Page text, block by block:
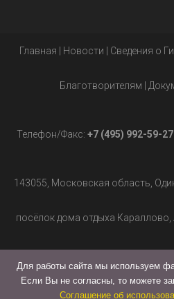
Главная Новости Сведения о
Благотворителям
Телефон/Факс: +7 (495) 992-59-27
143055, Московская область,
посёлок дома отдыха
гимназия»,
Для работы сайта мы используем
Если Вы не согласны, то можете
Соглашение об